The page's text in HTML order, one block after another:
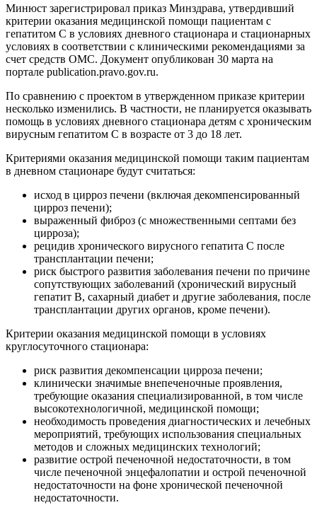
Минюст зарегистрировал приказ Минздрава, утвердивший
критерии оказания медицинской помощи пациентам с
гепатитом С в условиях дневного стационара и стационарных
условиях в соответствии с клиническими рекомендациями за
счет средств ОМС. Документ опубликован 30 марта на
портале publication.pravo.gov.ru.
По сравнению с проектом в утвержденном приказе критерии
несколько изменились. В частности, не планируется оказывать
помощь в условиях дневного стационара детям с хроническим
вирусным гепатитом С в возрасте от 3 до 18 лет.
Критериями оказания медицинской помощи таким пациентам
в дневном стационаре будут считаться:
исход в цирроз печени (включая декомпенсированный
цирроз печени);
выраженный фиброз (с множественными септами без
цирроза);
рецидив хронического вирусного гепатита С после
трансплантации печени;
риск быстрого развития заболевания печени по причине
сопутствующих заболеваний (хронический вирусный
гепатит В, сахарный диабет ‎и другие заболевания, после
трансплантации других органов, кроме печени).
Критерии оказания медицинской помощи в условиях
круглосуточного стационара:
риск развития декомпенсации цирроза печени;
клинически значимые внепеченочные проявления,
требующие оказания специализированной, в том числе
высокотехнологичной, медицинской помощи;
необходимость проведения диагностических и лечебных
мероприятий, требующих использования специальных
методов и сложных медицинских технологий;
развитие острой печеночной недостаточности, в том
числе печеночной энцефалопатии и острой печеночной
недостаточности на фоне хронической печеночной
недостаточности.